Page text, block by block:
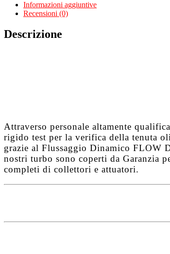
Picasso
DV6TED4
quantità
Informazioni aggiuntive
Recensioni (0)
Descrizione
Attraverso personale altamente
rigido test per la verifica della tenuta
grazie al Flussaggio Dinamico FLOW
nostri turbo sono coperti da Garanzia
completi di collettori e attuatori.